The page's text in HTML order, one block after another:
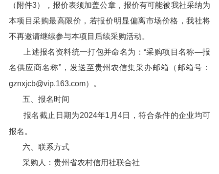
（附件3），报价表须加盖公章，报价有可能被我社采纳为
本项目采购最高限价，若报价明显偏离市场价格，我社将
不再邀请继续参与本项目后续采购活动。
上述报名资料统一打包并命名为：“采购项目名称—报
名供应商名称”，发送至贵州农信集采办邮箱（邮箱号：
gznxjcb@vip.163.com）。
五、报名时间
报名截止日期为2024年1月4日，符合条件的企业均可
报名。
六、联系方式
采购人：贵州省农村信用社联合社